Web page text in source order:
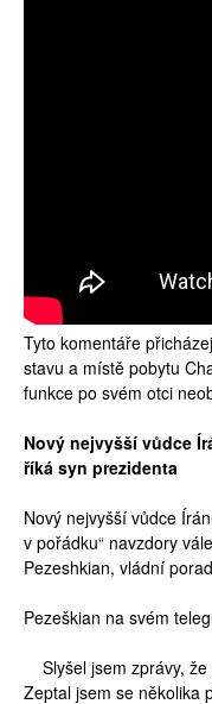
Tyto komentáře
stavu a místě pobytu
funkce po svém otci
Nový nejvyšší vůdce
říká syn prezidenta
Nový nejvyšší vůdce
v pořádku“ navzdory
Pezeshkian, vládní
Pezeškian na svém
Slyšel jsem zprávy,
Zeptal jsem se několika